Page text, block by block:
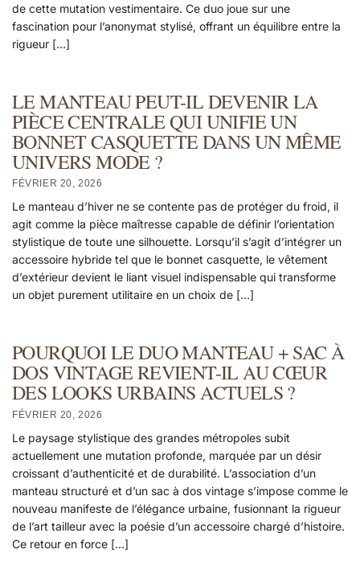
de cette mutation vestimentaire. Ce duo joue sur une
fascination pour l’anonymat stylisé, offrant un équilibre entre la
rigueur […]
LE MANTEAU PEUT-IL DEVENIR LA
PIÈCE CENTRALE QUI UNIFIE UN
BONNET CASQUETTE DANS UN MÊME
UNIVERS MODE ?
FÉVRIER 20, 2026
Le manteau d’hiver ne se contente pas de protéger du froid, il
agit comme la pièce maîtresse capable de définir l’orientation
stylistique de toute une silhouette. Lorsqu’il s’agit d’intégrer un
accessoire hybride tel que le bonnet casquette, le vêtement
d’extérieur devient le liant visuel indispensable qui transforme
un objet purement utilitaire en un choix de […]
POURQUOI LE DUO MANTEAU + SAC À
DOS VINTAGE REVIENT-IL AU CŒUR
DES LOOKS URBAINS ACTUELS ?
FÉVRIER 20, 2026
Le paysage stylistique des grandes métropoles subit
actuellement une mutation profonde, marquée par un désir
croissant d’authenticité et de durabilité. L’association d’un
manteau structuré et d’un sac à dos vintage s’impose comme le
nouveau manifeste de l’élégance urbaine, fusionnant la rigueur
de l’art tailleur avec la poésie d’un accessoire chargé d’histoire.
Ce retour en force […]